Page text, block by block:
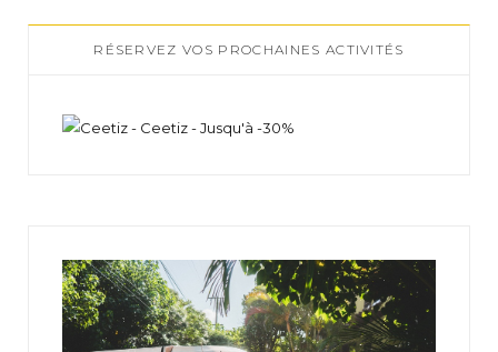
RÉSERVEZ VOS PROCHAINES ACTIVITÉS